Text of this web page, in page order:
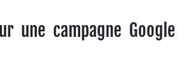
une campagne Google